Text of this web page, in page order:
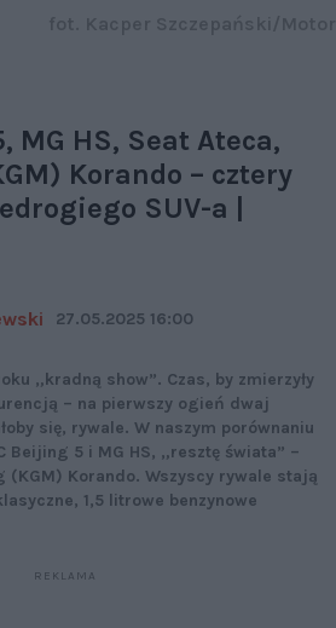
MG HS, Seat Ateca,
Korando – cztery
SUV-a |
27.05.2025 16:00
„kradną show”. Czas, by zmierzyły
– na pierwszy ogień dwaj
się, rywale. W naszym porównaniu
Beijing 5 i MG HS, „resztę świata” –
(KGM) Korando. Wszyscy rywale stają
1,5 litrowe benzynowe